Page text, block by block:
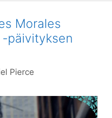
Morales
päivityksen
Pierce